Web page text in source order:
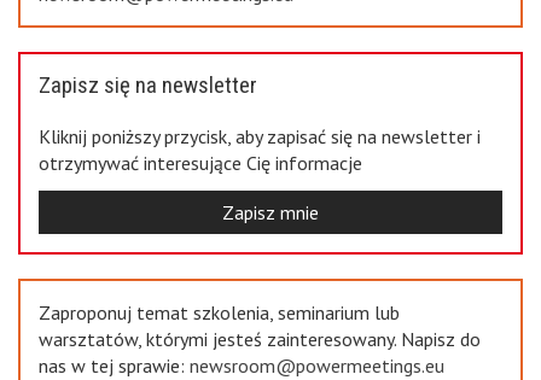
Zapisz się na newsletter
Kliknij poniższy przycisk, aby zapisać się na newsletter i
otrzymywać interesujące Cię informacje
Zapisz mnie
Zaproponuj temat szkolenia, seminarium lub
warsztatów, którymi jesteś zainteresowany. Napisz do
nas w tej sprawie: newsroom@powermeetings.eu